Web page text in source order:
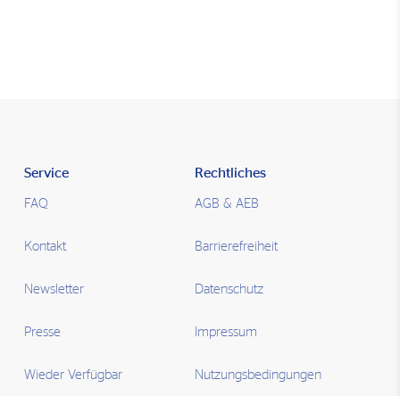
Service
FAQ
Kontakt
Newsletter
Presse
Wieder Verfügbar
Rechtliches
AGB & AEB
Barrierefreiheit
Datenschutz
Impressum
Nutzungsbedingungen